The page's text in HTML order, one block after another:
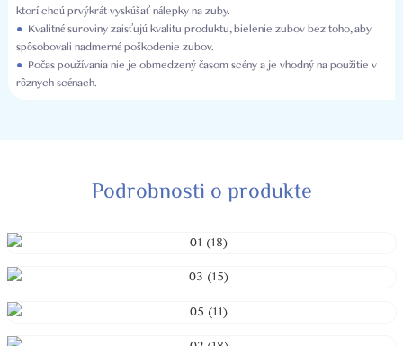
ktorí chcú prvýkrát vyskúšať nálepky na zuby.
● Kvalitné suroviny zaisťujú kvalitu produktu, bielenie zubov bez toho, aby
spôsobovali nadmerné poškodenie zubov.
● Počas používania nie je obmedzený časom scény a je vhodný na použitie v
rôznych scénach.
Podrobnosti o produkte